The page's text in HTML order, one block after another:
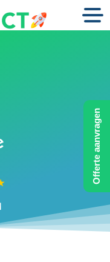
Offerte aanvragen